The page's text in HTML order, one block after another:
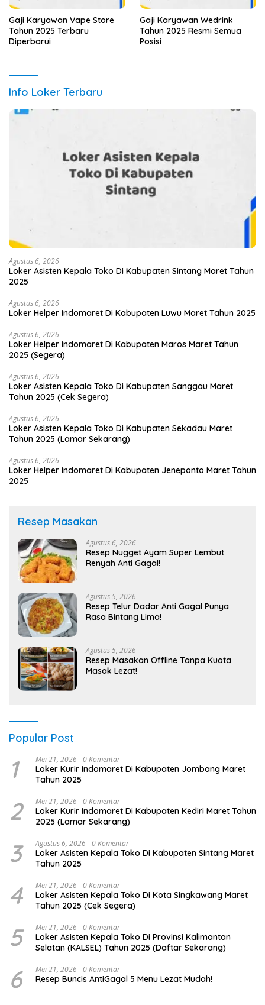
Gaji Karyawan Vape Store
Tahun 2025 Terbaru
Diperbarui
Gaji Karyawan Wedrink
Tahun 2025 Resmi Semua
Posisi
Info Loker Terbaru
Agustus 6, 2026
Loker Asisten Kepala Toko Di Kabupaten Sintang Maret Tahun
2025
Agustus 6, 2026
Loker Helper Indomaret Di Kabupaten Luwu Maret Tahun 2025
Agustus 6, 2026
Loker Helper Indomaret Di Kabupaten Maros Maret Tahun
2025 (Segera)
Agustus 6, 2026
Loker Asisten Kepala Toko Di Kabupaten Sanggau Maret
Tahun 2025 (Cek Segera)
Agustus 6, 2026
Loker Asisten Kepala Toko Di Kabupaten Sekadau Maret
Tahun 2025 (Lamar Sekarang)
Agustus 6, 2026
Loker Helper Indomaret Di Kabupaten Jeneponto Maret Tahun
2025
Resep Masakan
Agustus 6, 2026
Resep Nugget Ayam Super Lembut
Renyah Anti Gagal!
Agustus 5, 2026
Resep Telur Dadar Anti Gagal Punya
Rasa Bintang Lima!
Agustus 5, 2026
Resep Masakan Offline Tanpa Kuota
Masak Lezat!
Popular Post
1 Mei 21, 2026 0 Komentar
Loker Kurir Indomaret Di Kabupaten Jombang Maret
Tahun 2025
2 Mei 21, 2026 0 Komentar
Loker Kurir Indomaret Di Kabupaten Kediri Maret Tahun
2025 (Lamar Sekarang)
3 Agustus 6, 2026 0 Komentar
Loker Asisten Kepala Toko Di Kabupaten Sintang Maret
Tahun 2025
4 Mei 21, 2026 0 Komentar
Loker Asisten Kepala Toko Di Kota Singkawang Maret
Tahun 2025 (Cek Segera)
5 Mei 21, 2026 0 Komentar
Loker Asisten Kepala Toko Di Provinsi Kalimantan
Selatan (KALSEL) Tahun 2025 (Daftar Sekarang)
6 Mei 21, 2026 0 Komentar
Resep Buncis AntiGagal 5 Menu Lezat Mudah!